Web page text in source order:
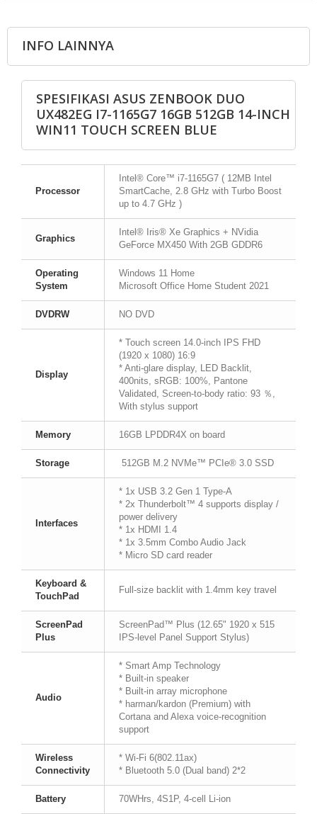
INFO LAINNYA
SPESIFIKASI ASUS ZENBOOK DUO
UX482EG I7-1165G7 16GB 512GB 14-INCH
WIN11 TOUCH SCREEN BLUE
Processor
Intel® Core™ i7-1165G7 ( 12MB Intel
SmartCache, 2.8 GHz with Turbo Boost
up to 4.7 GHz )
Graphics
Intel® Iris® Xe Graphics + NVidia
GeForce MX450 With 2GB GDDR6
Operating
System
Windows 11 Home
Microsoft Office Home Student 2021
DVDRW NO DVD
Display
* Touch screen 14.0-inch IPS FHD
(1920 x 1080) 16:9
* Anti-glare display, LED Backlit,
400nits, sRGB: 100%, Pantone
Validated, Screen-to-body ratio: 93 ％,
With stylus support
Memory 16GB LPDDR4X on board
Storage 512GB M.2 NVMe™ PCIe® 3.0 SSD
Interfaces
* 1x USB 3.2 Gen 1 Type-A
* 2x Thunderbolt™ 4 supports display /
power delivery
* 1x HDMI 1.4
* 1x 3.5mm Combo Audio Jack
* Micro SD card reader
Keyboard &
TouchPad
Full-size backlit with 1.4mm key travel
ScreenPad
Plus
ScreenPad™ Plus (12.65" 1920 x 515
IPS-level Panel Support Stylus)
Audio
* Smart Amp Technology
* Built-in speaker
* Built-in array microphone
* harman/kardon (Premium) with
Cortana and Alexa voice-recognition
support
Wireless
Connectivity
* Wi-Fi 6(802.11ax)
* Bluetooth 5.0 (Dual band) 2*2
Battery 70WHrs, 4S1P, 4-cell Li-ion